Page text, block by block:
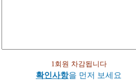
1회원 차감됩니다
확인사항을 먼저 보세요